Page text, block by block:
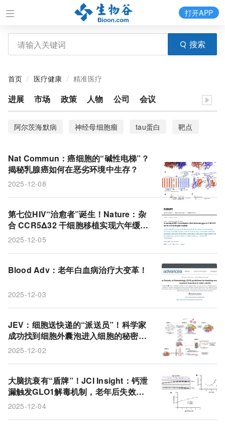
搜索
打开APP
首页 医疗健康 精准医疗
进展 市场 政策 人物 公司 会议
阿尔茨海默病 神经母细胞瘤 tau蛋白
靶点
细胞命运
规模化 肺癌
罗米地辛
COMMANDER复合体
HIV
冷冻电镜结构
CCR5纯合突变
杂合供体
老年人
乳腺癌
Nat Commun：癌细胞的“碱性电梯”？
揭秘乳腺癌如何在恶劣环境中生存？
2025-12-08
第七位HIV“治愈者”诞生！Nature：杂
合 CCR5Δ32 干细胞移植实现六年缓
解，免疫清除成新关键
2025-12-05
Blood Adv：老年白血病治疗大变革！
2025-12-03
JEV：细胞送快递的“派送员”！科学家
成功找到细胞外囊泡进入细胞的秘密钥
匙
2025-12-02
大脑抗衰有“盾牌”！JCI Insight：钙泄
漏触发GLO1解毒机制，老年后失效致
阿尔茨海默病风险飙升
2025-12-04